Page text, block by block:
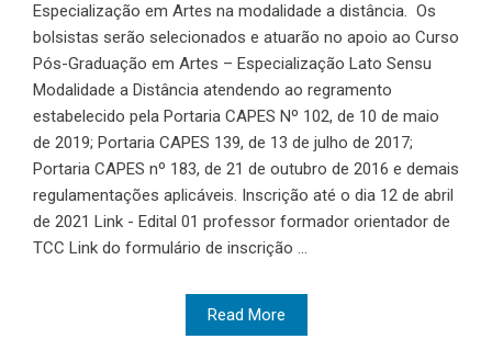
Especialização em Artes na modalidade a distância. Os
bolsistas serão selecionados e atuarão no apoio ao Curso
Pós-Graduação em Artes – Especialização Lato Sensu
Modalidade a Distância atendendo ao regramento
estabelecido pela Portaria CAPES Nº 102, de 10 de maio
de 2019; Portaria CAPES 139, de 13 de julho de 2017;
Portaria CAPES nº 183, de 21 de outubro de 2016 e demais
regulamentações aplicáveis. Inscrição até o dia 12 de abril
de 2021 Link - Edital 01 professor formador orientador de
TCC Link do formulário de inscrição ...
Read More